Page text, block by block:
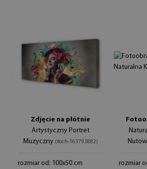
Zdjęcie na płótnie
Artystyczny Portret
Muzyczny (#och-163793882)
rozmiar od: 100x50 cm rozmiar